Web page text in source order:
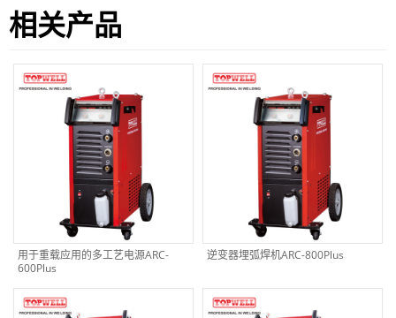
相关产品
用于重载应用的多工艺电源ARC-
600Plus
逆变器埋弧焊机ARC-800Plus